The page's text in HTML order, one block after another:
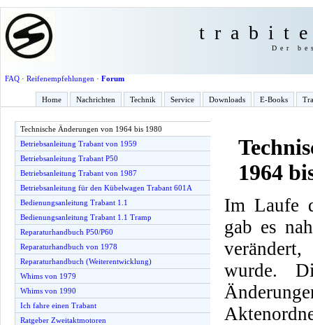
Der
FAQ· Reifenempfehlungen · Forum
Home Nachrichten Technik Service Downloads E-Books
Technische Änderungen von 1964 bis 1980
Betriebsanleitung Trabant von 1959
Betriebsanleitung Trabant P50
Betriebsanleitung Trabant von 1987
Betriebsanleitung für den Kübelwagen Trabant 601A
Bedienungsanleitung Trabant 1.1
Bedienungsanleitung Trabant 1.1 Tramp
Reparaturhandbuch P50/P60
Reparaturhandbuch von 1978
Reparaturhandbuch (Weiterentwicklung)
Whims von 1979
Whims von 1990
Ich fahre einen Trabant
Ratgeber Zweitaktmotoren
1964
Im Laufe
gab es
wurde.